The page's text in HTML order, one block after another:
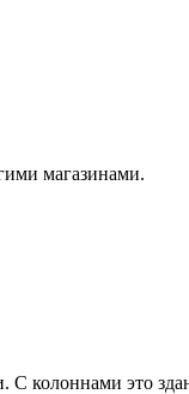
магазинами.
колоннами это